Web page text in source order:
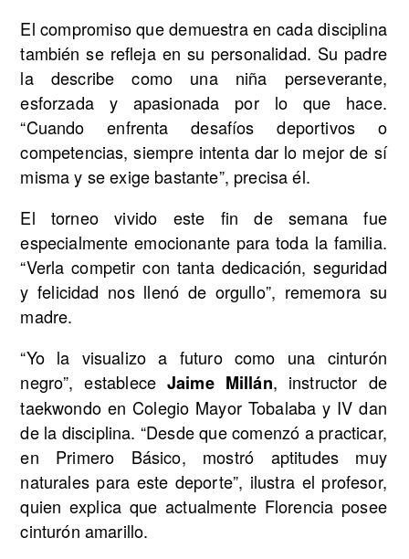
El compromiso que demuestra en cada disciplina
también se refleja en su personalidad. Su padre
la describe como una niña perseverante,
esforzada y apasionada por lo que hace.
“Cuando enfrenta desafíos deportivos o
competencias, siempre intenta dar lo mejor de sí
misma y se exige bastante”, precisa él.
El torneo vivido este fin de semana fue
especialmente emocionante para toda la familia.
“Verla competir con tanta dedicación, seguridad
y felicidad nos llenó de orgullo”, rememora su
madre.
“Yo la visualizo a futuro como una cinturón
negro”, establece Jaime Millán, instructor de
taekwondo en Colegio Mayor Tobalaba y IV dan
de la disciplina. “Desde que comenzó a practicar,
en Primero Básico, mostró aptitudes muy
naturales para este deporte”, ilustra el profesor,
quien explica que actualmente Florencia posee
cinturón amarillo.